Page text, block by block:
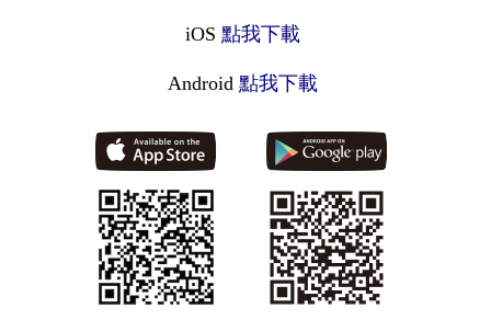
iOS 點我下載
Android 點我下載